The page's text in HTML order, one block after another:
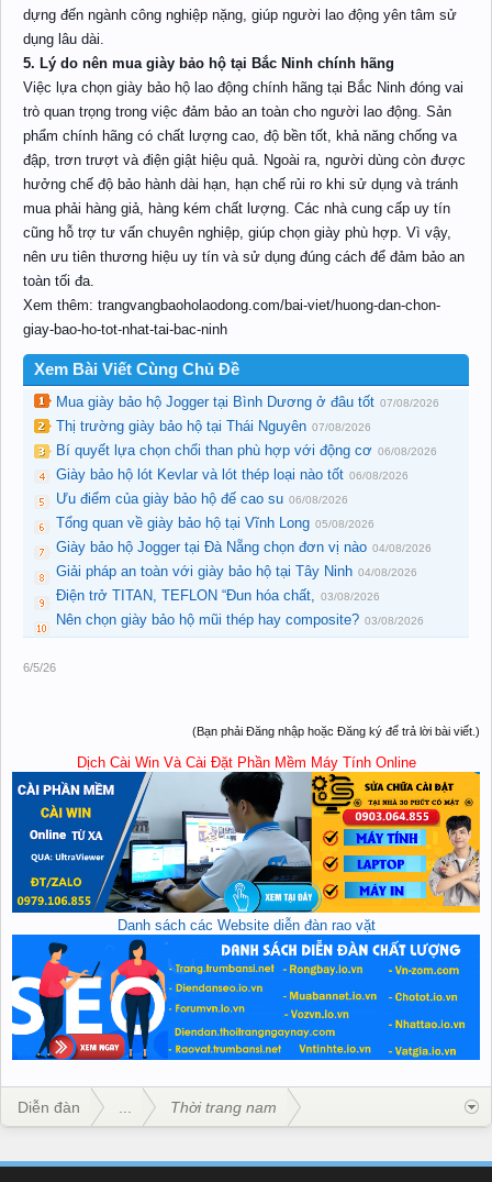
dựng đến ngành công nghiệp nặng, giúp người lao động yên tâm sử
dụng lâu dài.
5. Lý do nên mua giày bảo hộ tại Bắc Ninh chính hãng
Việc lựa chọn giày bảo hộ lao động chính hãng tại Bắc Ninh đóng vai
trò quan trọng trong việc đảm bảo an toàn cho người lao động. Sản
phẩm chính hãng có chất lượng cao, độ bền tốt, khả năng chống va
đập, trơn trượt và điện giật hiệu quả. Ngoài ra, người dùng còn được
hưởng chế độ bảo hành dài hạn, hạn chế rủi ro khi sử dụng và tránh
mua phải hàng giả, hàng kém chất lượng. Các nhà cung cấp uy tín
cũng hỗ trợ tư vấn chuyên nghiệp, giúp chọn giày phù hợp. Vì vậy,
nên ưu tiên thương hiệu uy tín và sử dụng đúng cách để đảm bảo an
toàn tối đa.
Xem thêm: trangvangbaoholaodong.com/bai-viet/huong-dan-chon-
giay-bao-ho-tot-nhat-tai-bac-ninh
Xem Bài Viết Cùng Chủ Đề
Mua giày bảo hộ Jogger tại Bình Dương ở đâu tốt 07/08/2026
Thị trường giày bảo hộ tại Thái Nguyên 07/08/2026
Bí quyết lựa chọn chổi than phù hợp với động cơ 06/08/2026
Giày bảo hộ lót Kevlar và lót thép loại nào tốt 06/08/2026
Ưu điểm của giày bảo hộ đế cao su 06/08/2026
Tổng quan về giày bảo hộ tại Vĩnh Long 05/08/2026
Giày bảo hộ Jogger tại Đà Nẵng chọn đơn vị nào 04/08/2026
Giải pháp an toàn với giày bảo hộ tại Tây Ninh 04/08/2026
Điện trở TITAN, TEFLON “Đun hóa chất, 03/08/2026
Nên chọn giày bảo hộ mũi thép hay composite? 03/08/2026
6/5/26
(Bạn phải Đăng nhập hoặc Đăng ký để trả lời bài viết.)
Dịch Cài Win Và Cài Đặt Phần Mềm Máy Tính Online
Danh sách các Website diễn đàn rao vặt
Diễn đàn Thời trang nam